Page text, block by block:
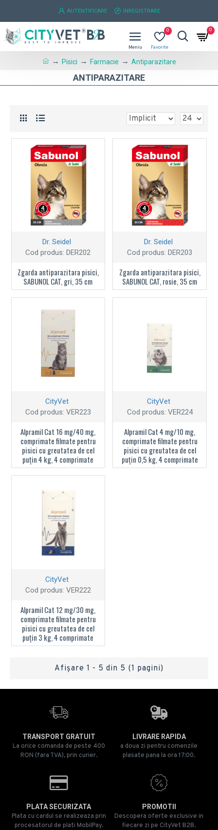
AUTENTIFICARE INREGISTRARE
0 0
Pisici Farmacie Antiparazitare
ANTIPARAZITARE
Dr. Seidel
Cod produs: DER202
Zgarda antiparazitara pisici,
SABUNOL CAT, gri, 35 cm
Dr. Seidel
Cod produs: DER203
Zgarda antiparazitara pisici,
SABUNOL CAT, rosie, 35 cm
CityVet
Cod produs: VER223
Alpramil Cat 16 mg/40 mg,
comprimate filmate pentru
pisici cu greutatea de cel
puțin 4 kg, 4 comprimate
CityVet
Cod produs: VER224
Alpramil Cat 4 mg/10 mg,
comprimate filmate pentru
pisici cu greutatea de cel
puțin 0,5 kg, 4 comprimate
CityVet
Cod produs: VER222
Alpramil Cat 12 mg/30 mg,
comprimate filmate pentru
pisici cu greutatea de cel
puțin 3 kg, 4 comprimate
Afişare 1 - 5 din 5 (1 pagini)
TRANSPORT GRATUIT
La orice comanda de peste 400
RON (fara TVA), prin curier.
LIVRARE RAPIDA
a doua zi pentru comenzile
plasate pana la ora 17:00.
PLATA SECURIZATA
Plata cu cardul se realizeaza prin
procesatorul de plati MobilPay.
PROMOTII
Descopera oferte exclusive in
fiecare zi pe CityVet B2B.